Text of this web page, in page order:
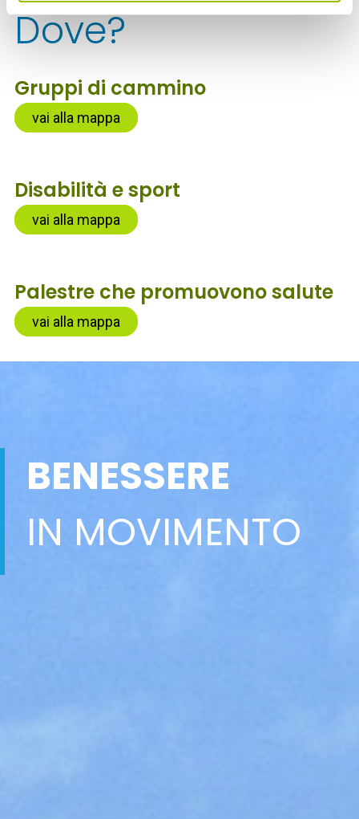
Dove?
Gruppi di cammino
vai alla mappa
Disabilità e sport
vai alla mappa
Palestre che promuovono salute
vai alla mappa
BENESSERE
IN MOVIMENTO